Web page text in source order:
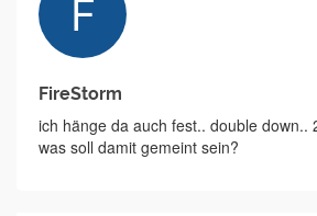
FireStorm
ich hänge da auch fest.. double down..
was soll damit gemeint sein?